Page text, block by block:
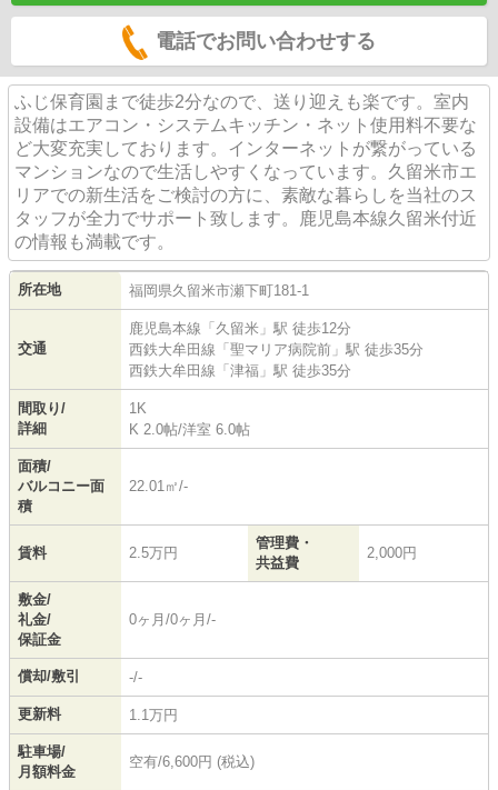
電話でお問い合わせする
ふじ保育園まで徒歩2分なので、送り迎えも楽です。室内
設備はエアコン・システムキッチン・ネット使用料不要な
ど大変充実しております。インターネットが繋がっている
マンションなので生活しやすくなっています。久留米市エ
リアでの新生活をご検討の方に、素敵な暮らしを当社のス
タッフが全力でサポート致します。鹿児島本線久留米付近
の情報も満載です。
所在地 福岡県久留米市瀬下町181-1
交通
鹿児島本線 「久留米 」駅 徒歩12分
西鉄大牟田線 「聖マリア病院前 」駅 徒歩35分
西鉄大牟田線 「津福 」駅 徒歩35分
間取り/
詳細
1K
K 2.0帖/洋室 6.0帖
面積/
バルコニー面
積
22.01㎡/-
賃料 2.5万円
管理費・
共益費
2,000円
敷金/
礼金/
保証金
0ヶ月/0ヶ月/-
償却/敷引 -/-
更新料 1.1万円
駐車場/
月額料金
空有/6,600円 (税込)